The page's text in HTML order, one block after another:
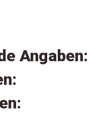
Angaben: